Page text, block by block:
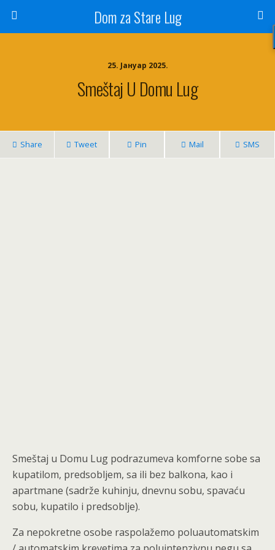
Dom za Stare Lug
25. Јануар 2025.
Smeštaj U Domu Lug
Share Tweet Pin Mail SMS
Smeštaj u Domu Lug podrazumeva komforne sobe sa
kupatilom, predsobljem, sa ili bez balkona, kao i
apartmane (sadrže kuhinju, dnevnu sobu, spavaću
sobu, kupatilo i predsoblje).
Za nepokretne osobe raspolažemo poluautomatskim